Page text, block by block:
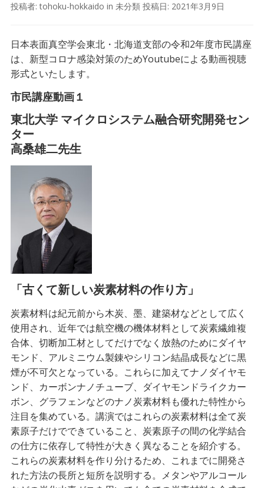
投稿者:tohoku-hokkaido in 未分類投稿日: 2021年3月9日
日本表面真空学会東北・北海道支部の令和2年度市民講座
は、新型コロナ感染対策のためYoutubeによる動画視聴
形式といたします。
市民講座動画１
東北大学 マイクロシステム融合研究開発セン
ター
高桑雄二先生
「古くて新しい炭素材料の作り方」
炭素材料は紀元前から木炭、墨、建築材などとして広く
使用され、近年では航空機の機体材料として炭素繊維複
合体、切断加工材としてだけでなく放熱のためにダイヤ
モンド、アルミニウム製錬やシリコン結晶成長などに黒
煙が不可欠となっている。これらに加えてナノダイヤモ
ンド、カーボンナノチューブ、ダイヤモンドライクカー
ボン、グラフェンなどのナノ炭素材料も優れた特性から
注目を集めている。講演ではこれらの炭素材料は全て炭
素原子だけでできていること、炭素原子の間の化学結合
の仕方に依存して特性が大きく異なることを紹介する。
これらの炭素材料を作り分けるため、これまでに開発さ
れた方法の長所と短所を説明する。メタンやアルコール